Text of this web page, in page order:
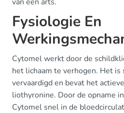
Fysiologie En
Cytomel werkt door de
het lichaam te verhogen. Het is
vervaardigd en bevat het
liothyronine. Door de opname
Cytomel snel in de